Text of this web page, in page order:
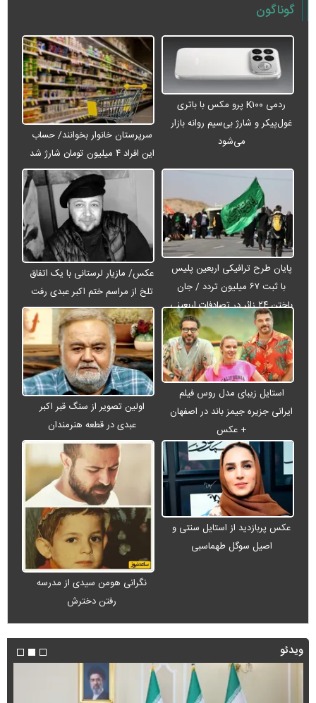
گوناگون
ردمی K۱۰۰ پرو مکس با باتری
غول‌پیکر و شارژ بی‌سیم روانه بازار
می‌شود
سرپرستان خانوار بخوانند/ حساب
این افراد ۴ میلیون تومان شارژ شد
پایان طرح ترافیکی اربعین پلیس
با ثبت ۶۷ میلیون تردد / جان
باختن ۲۴ زائر در تصادفات اربعینی
عکس/ مازیار لرستانی با یک اتفاق
تلخ از مراسم ختم اکبر عبدی رفت
استایل زیبای مدل روس فیلم
ایرانی جزیره جیمز باند در اصفهان
+ عکس
اولین تصویر از سنگ قبر اکبر
عبدی در قطعه هنرمندان
عکس پربازدید از استایل سنتی و
اصیل سوگل طهماسبی
نگرانی هومن سیدی از مدرسه
رفتن دخترش
ویدئو